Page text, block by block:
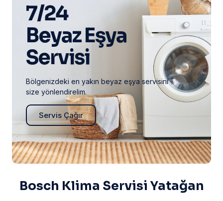
7/24
Beyaz Eşya
Servisi
Bölgenizdeki en yakın beyaz eşya servisini
size yönlendirelim.
Servis Çağır
Bosch Klima Servisi Yatağan